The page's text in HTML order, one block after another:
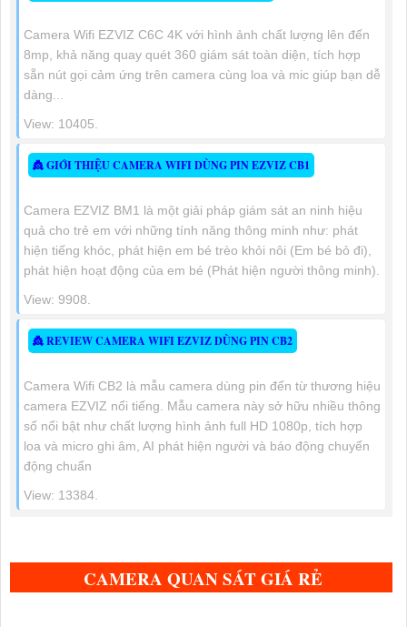
Camera Wifi EZVIZ C6C 4K với hình ảnh chất lượng lên đến
8mp, khả năng quay quét 360 giám sát toàn diện, tích hợp
sẵn nút gọi cảm ứng trên camera cùng loa và mic giúp bạn dễ
dàng...
View: 10405.
👸 GIỚI THIỆU CAMERA WIFI DÙNG PIN EZVIZ CB1
Camera EZVIZ BM1 là một giải pháp giám sát an ninh hiệu
quả cho trẻ em với những tính năng thông minh như: phát
hiện tiếng khóc, phát hiện em bé trèo khỏi nôi (Em bé bỏ đi),
phát hiện hoạt động của em bé (Phát hiện người thông minh).
View: 9908.
👸 REVIEW CAMERA WIFI EZVIZ DÙNG PIN CB2
Camera Wifi CB2 là mẫu camera dùng pin đến từ thương hiệu
camera EZVIZ nổi tiếng. Mẫu camera này sở hữu nhiều thông
số nổi bật như chất lượng hình ảnh full HD 1080p, tích hợp
loa và micro ghi âm, AI phát hiện người và báo động chuyển
động chuẩn
View: 13384.
CAMERA QUAN SÁT GIÁ RẺ